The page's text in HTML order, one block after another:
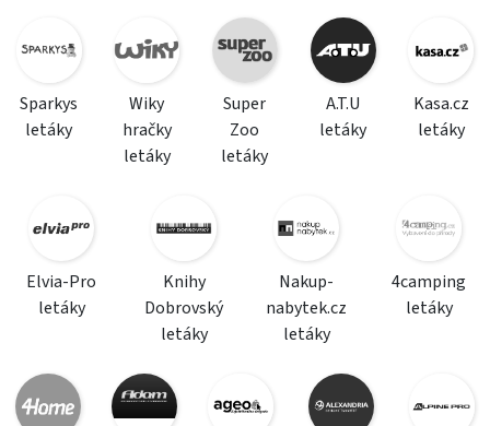
Sparkys
letáky
Wiky
hračky
letáky
Super
Zoo
letáky
A.T.U
letáky
Kasa.cz
letáky
Elvia-Pro
letáky
Knihy
Dobrovský
letáky
Nakup-
nabytek.cz
letáky
4camping
letáky